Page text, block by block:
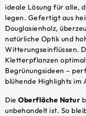
ideale Lösung für alle,
legen. Gefertigt aus
Douglasienholz,
natürliche Optik und
Witterungseinflüssen.
Kletterpflanzen
Begrünungsideen –
blühende Highlights im
Die Oberfläche Natur
unbehandelt ist. So